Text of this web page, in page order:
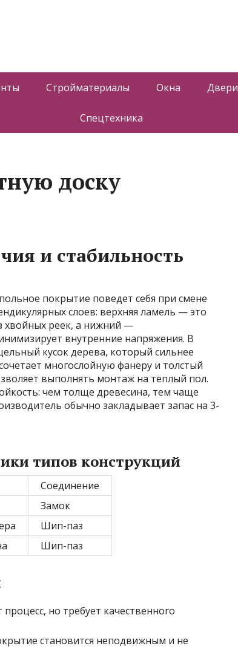
Стройматериалы Окна Двери
Спецтехника
доску
и стабильность
покрытие поведет себя при смене
слоев: верхняя ламель — это
хвойных реек, а нижний —
внутренние напряжения. В
кусок дерева, который сильнее
многослойную фанеру и толстый
выполнять монтаж на теплый пол.
чем толще древесина, тем чаще
обычно закладывает запас на 3-
типов конструкций
Соединение
Замок
Шип-паз
Шип-паз
но требует качественного
становится неподвижным и не